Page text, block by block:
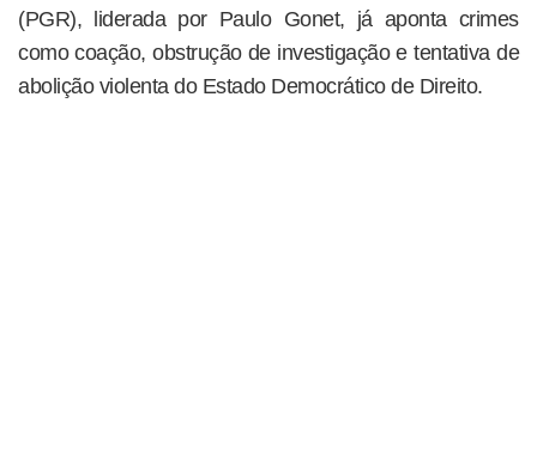
(PGR), liderada por Paulo Gonet, já aponta crimes
como coação, obstrução de investigação e tentativa de
abolição violenta do Estado Democrático de Direito.